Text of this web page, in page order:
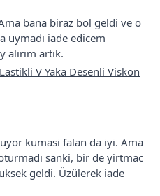
bana biraz bol geldi ve o
uymadı iade edicem
alirim artik.
V Yaka Desenli Viskon
kumasi falan da iyi. Ama
sanki, bir de yirtmac
geldi. Üzülerek iade